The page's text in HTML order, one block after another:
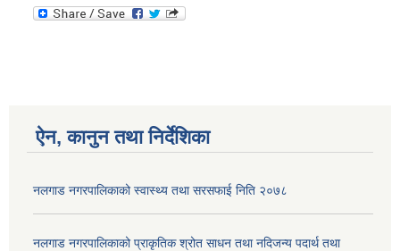
ऐन, कानुन तथा निर्देशिका
नलगाड नगरपालिकाको स्वास्थ्य तथा सरसफाई निति २०७८
नलगाड नगरपालिकाको प्राकृतिक श्रोत साधन तथा नदिजन्य पदार्थ तथा